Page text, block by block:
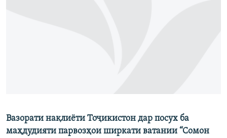
Вазорати нақлиёти Тоҷикистон дар посух ба
маҳдудияти парвозҳои ширкати ватании “Сомон